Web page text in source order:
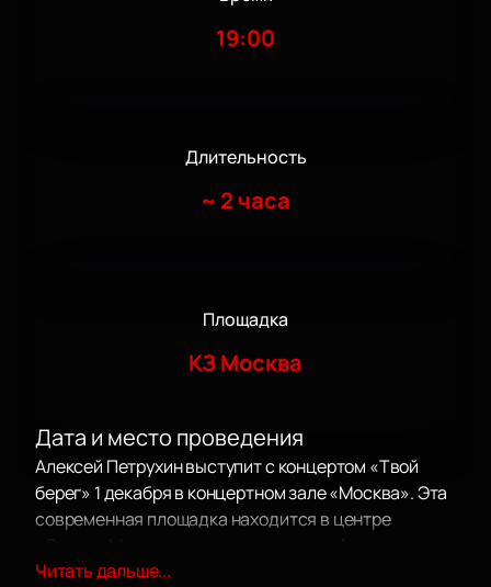
19:00
Длительность
~ 2 часа
Площадка
КЗ Москва
Дата и место проведения
Алексей Петрухин выступит с концертом «Твой
берег» 1 декабря в концертном зале «Москва». Эта
современная площадка находится в центре
дом 1. Просторный зал, открытый в 2022 году,
Читать дальше...